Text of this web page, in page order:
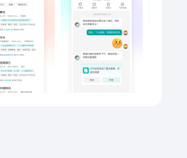
”授权。 获得授权，你的一小步，